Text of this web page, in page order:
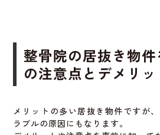
できるため、これらの工程をスキッ
必要なのはクリーニングや部分的
もあります。
これにより、
契約後すぐに開業準
きます 。
整骨院の居抜き物
の注意点とデメリッ
メリットの多い居抜き物件ですが
ラブルの原因にもなります。